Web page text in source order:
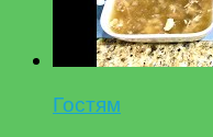
Гостям